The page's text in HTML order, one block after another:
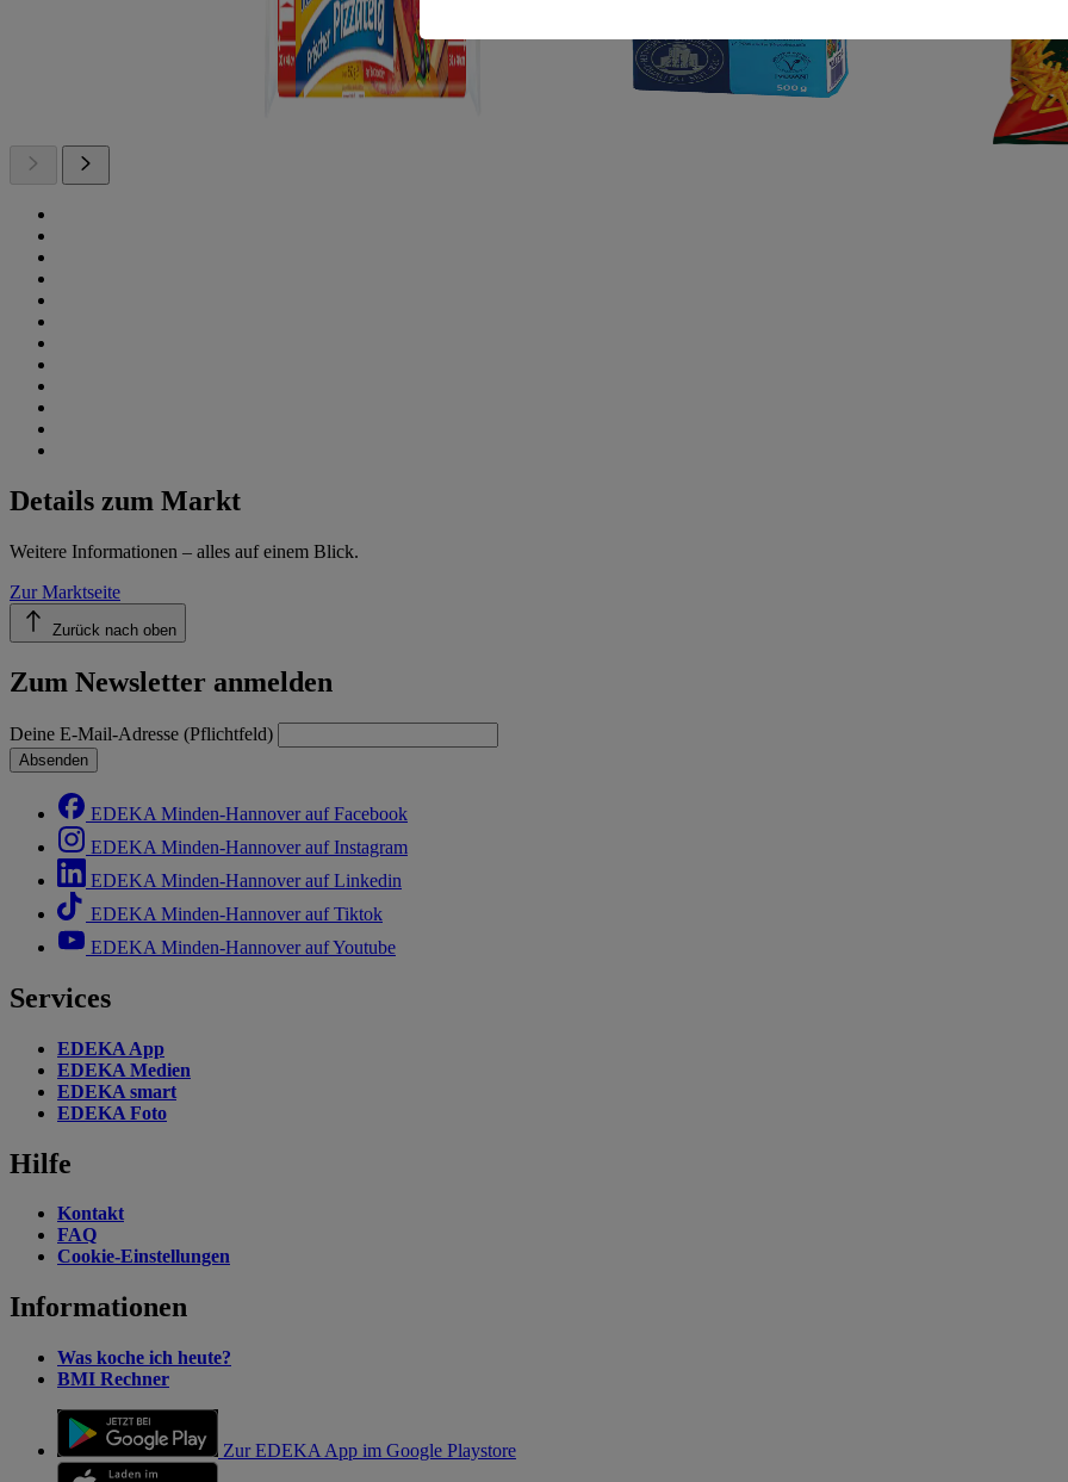
Details zum Markt
Weitere Informationen – alles auf einem Blick.
Zur Marktseite
Zurück nach oben
Zum Newsletter anmelden
Deine E-Mail-Adresse (Pflichtfeld)
Absenden
EDEKA Minden-Hannover auf Facebook
EDEKA Minden-Hannover auf Instagram
EDEKA Minden-Hannover auf Linkedin
EDEKA Minden-Hannover auf Tiktok
EDEKA Minden-Hannover auf Youtube
Services
EDEKA App
EDEKA Medien
EDEKA smart
EDEKA Foto
Hilfe
Kontakt
FAQ
Cookie-Einstellungen
Informationen
Was koche ich heute?
BMI Rechner
Zur EDEKA App im Google Playstore